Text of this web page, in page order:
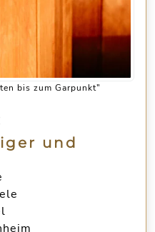
bis zum Garpunkt"
und